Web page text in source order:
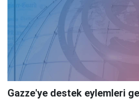
Gazze'ye destek eylemleri